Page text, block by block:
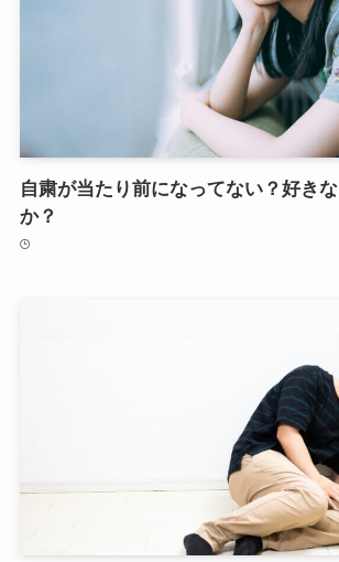
自粛が当たり前になってない？好き
か？